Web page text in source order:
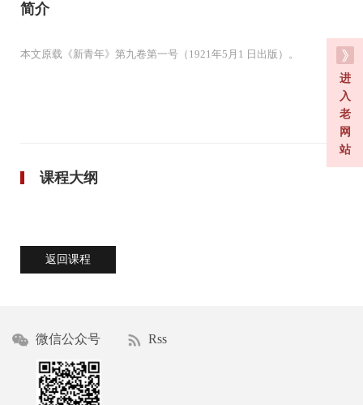
进
入
老
网
站
简介
本文原载《新青年》第九卷第一号（1921年5月1 日出版）。
课程大纲
返回课程
微信公众号 Rss